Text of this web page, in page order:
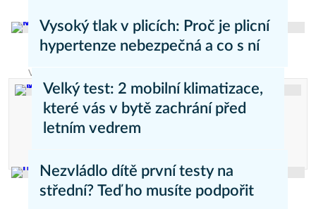
Vysoký tlak v plicích: Proč je plicní
hypertenze nebezpečná a co s ní
Valentina Lebová
Velký test: 2 mobilní klimatizace,
které vás v bytě zachrání před
letním vedrem
Nezvládlo dítě první testy na
střední? Teď ho musíte podpořit